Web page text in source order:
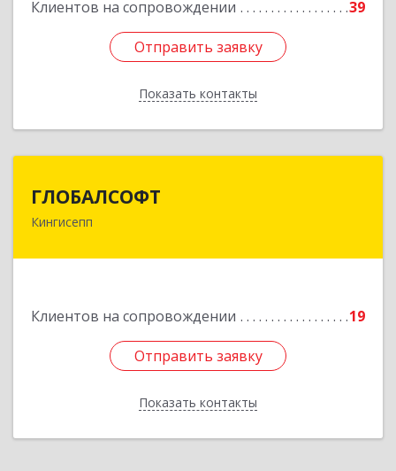
Клиентов на сопровождении 39
Отправить заявку
Показать контакты
Отправить заявку
Назад
ГЛОБАЛСОФТ
Кингисепп
Клиентов на сопровождении 19
Отправить заявку
Показать контакты
188485, Ленинградская обл, Кингисеппский р-н,
Отправить заявку
Назад